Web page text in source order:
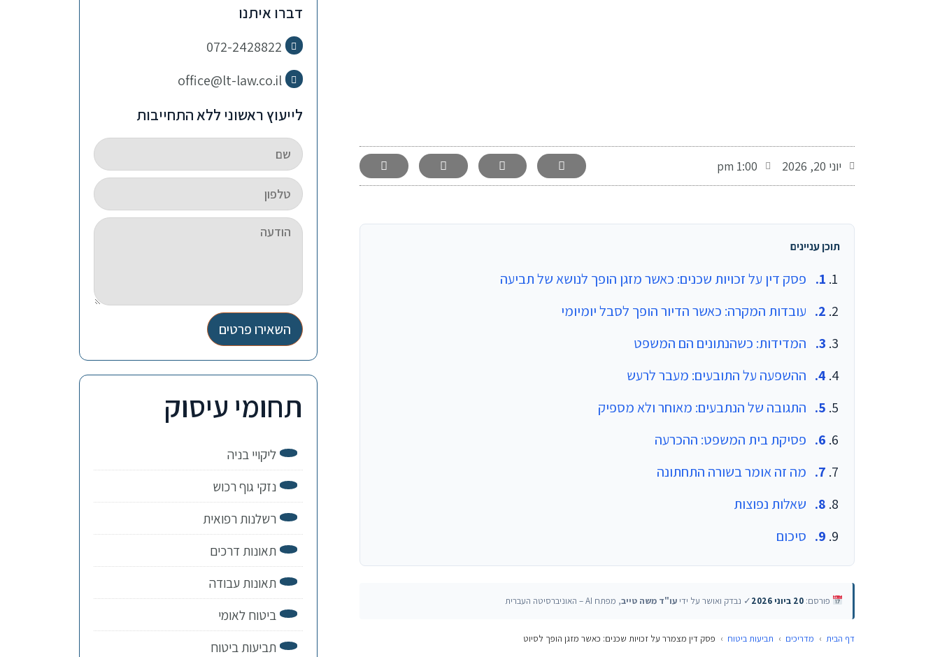
יוני 20, 2026 1:00 pm
תוכן עניינים
פסק דין על זכויות שכנים: כאשר מזגן הופך לנושא של תביעה
עובדות המקרה: כאשר הדיור הופך לסבל יומיומי
המדידות: כשהנתונים הם המשפט
ההשפעה על התובעים: מעבר לרעש
התגובה של הנתבעים: מאוחר ולא מספיק
פסיקת בית המשפט: ההכרעה
מה זה אומר בשורה התחתונה
שאלות נפוצות
סיכום
פורסם: 20 ביוני 2026 ✓ נבדק ואושר על ידי עו"ד משה טייב, מפתח AI – האוניברסיטה העברית
דף הבית › מדריכים › תביעות ביטוח › פסק דין מצמרר על זכויות שכנים: כאשר מזגן הופך לסיוט
דברו איתנו
072-2428822
office@lt-law.co.il
לייעוץ ראשוני ללא התחייבות
השאירו פרטים
תחומי עיסוק
ליקויי בניה
נזקי גוף רכוש
רשלנות רפואית
תאונות דרכים
תאונות עבודה
ביטוח לאומי
תביעות ביטוח